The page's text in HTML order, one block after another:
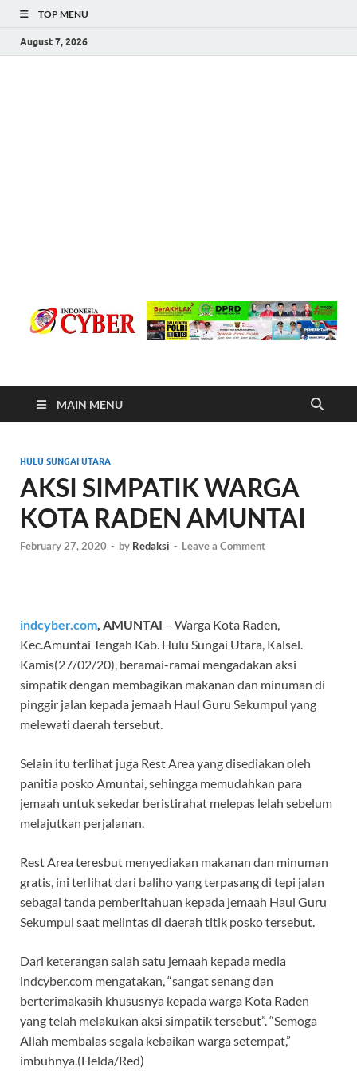
TOP MENU
August 7, 2026
Indonesia Cyber
MAIN MENU
HULU SUNGAI UTARA
AKSI SIMPATIK WARGA
KOTA RADEN AMUNTAI
February 27, 2020 - by Redaksi - Leave a Comment
indcyber.com, AMUNTAI – Warga Kota Raden,
Kec.Amuntai Tengah Kab. Hulu Sungai Utara, Kalsel.
Kamis(27/02/20), beramai-ramai mengadakan aksi
simpatik dengan membagikan makanan dan minuman di
pinggir jalan kepada jemaah Haul Guru Sekumpul yang
melewati daerah tersebut.
Selain itu terlihat juga Rest Area yang disediakan oleh
panitia posko Amuntai, sehingga memudahkan para
jemaah untuk sekedar beristirahat melepas lelah sebelum
melajutkan perjalanan.
Rest Area teresbut menyediakan makanan dan minuman
gratis, ini terlihat dari baliho yang terpasang di tepi jalan
sebagai tanda pemberitahuan kepada jemaah Haul Guru
Sekumpul saat melintas di daerah titik posko tersebut.
Dari keterangan salah satu jemaah kepada media
indcyber.com mengatakan, “sangat senang dan
berterimakasih khususnya kepada warga Kota Raden
yang telah melakukan aksi simpatik tersebut”. “Semoga
Allah membalas segala kebaikan warga setempat,”
imbuhnya.(Helda/Red)